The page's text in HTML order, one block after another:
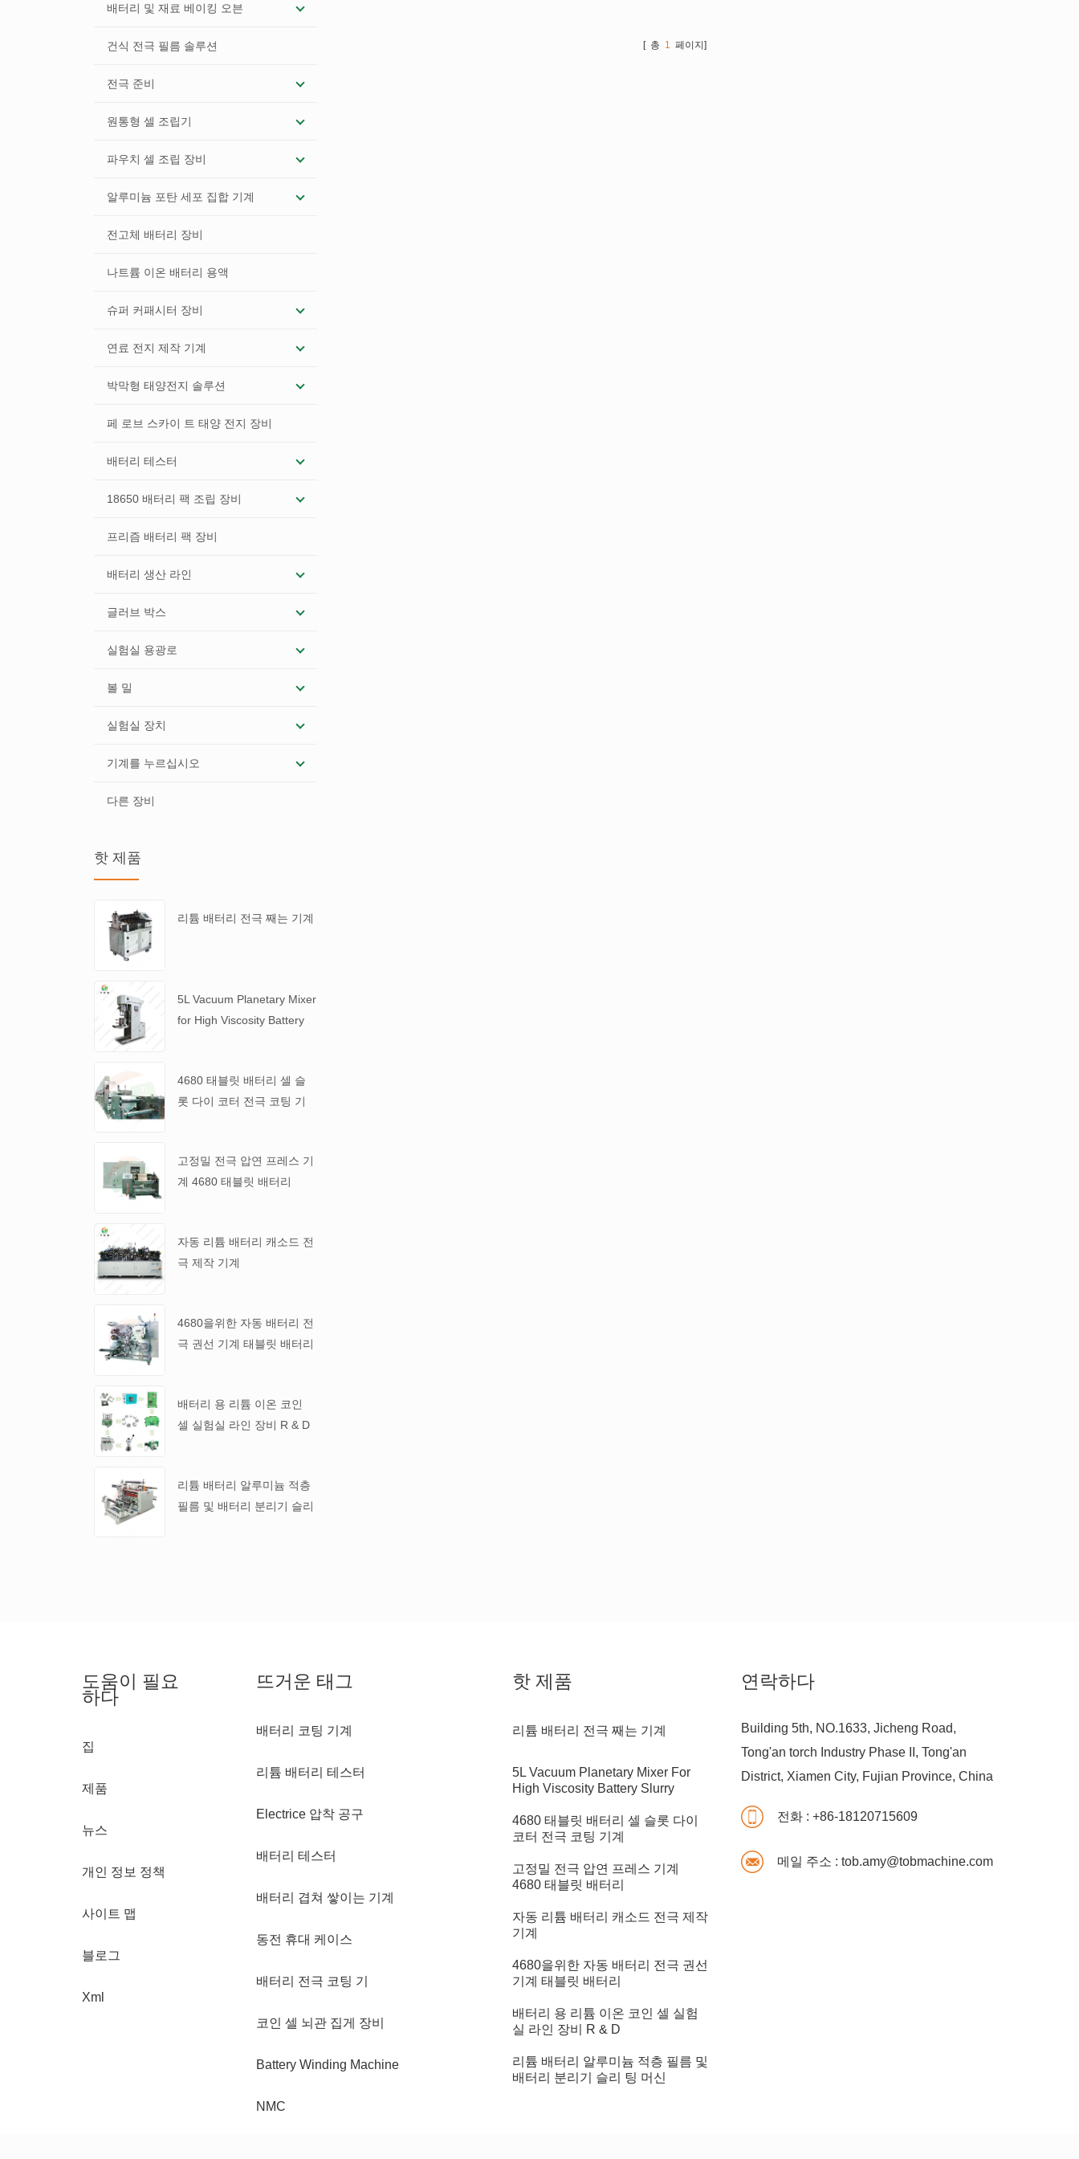
배터리 및 재료 베이킹 오븐
건식 전극 필름 솔루션
전극 준비
원통형 셀 조립기
파우치 셀 조립 장비
알루미늄 포탄 세포 집합 기계
전고체 배터리 장비
나트륨 이온 배터리 용액
슈퍼 커패시터 장비
연료 전지 제작 기계
박막형 태양전지 솔루션
페 로브 스카이 트 태양 전지 장비
배터리 테스터
18650 배터리 팩 조립 장비
프리즘 배터리 팩 장비
배터리 생산 라인
글러브 박스
실험실 용광로
볼 밀
실험실 장치
기계를 누르십시오
다른 장비
핫 제품
리튬 배터리 전극 째는 기계
5L Vacuum Planetary Mixer
for High Viscosity Battery
4680 태블릿 배터리 셀 슬
롯 다이 코터 전극 코팅 기
고정밀 전극 압연 프레스 기
계 4680 태블릿 배터리
자동 리튬 배터리 캐소드 전
극 제작 기계
4680을위한 자동 배터리 전
극 권선 기계 태블릿 배터리
배터리 용 리튬 이온 코인
셀 실험실 라인 장비 R & D
리튬 배터리 알루미늄 적층
필름 및 배터리 분리기 슬리
[ 총 1 페이지]
도움이 필요
하다
집
제품
뉴스
개인 정보 정책
사이트 맵
블로그
Xml
뜨거운 태그
배터리 코팅 기계
리튬 배터리 테스터
Electrice 압착 공구
배터리 테스터
배터리 겹쳐 쌓이는 기계
동전 휴대 케이스
배터리 전극 코팅 기
코인 셀 뇌관 집게 장비
Battery Winding Machine
NMC
핫 제품
리튬 배터리 전극 째는 기계
5L Vacuum Planetary Mixer For
High Viscosity Battery Slurry
4680 태블릿 배터리 셀 슬롯 다이
코터 전극 코팅 기계
고정밀 전극 압연 프레스 기계
4680 태블릿 배터리
자동 리튬 배터리 캐소드 전극 제작
기계
4680을위한 자동 배터리 전극 권선
기계 태블릿 배터리
배터리 용 리튬 이온 코인 셀 실험
실 라인 장비 R & D
리튬 배터리 알루미늄 적층 필름 및
배터리 분리기 슬리 팅 머신
연락하다
Building 5th, NO.1633, Jicheng Road,
Tong'an torch Industry Phase II, Tong'an
District, Xiamen City, Fujian Province, China
전화 : +86-18120715609
메일 주소 : tob.amy@tobmachine.com